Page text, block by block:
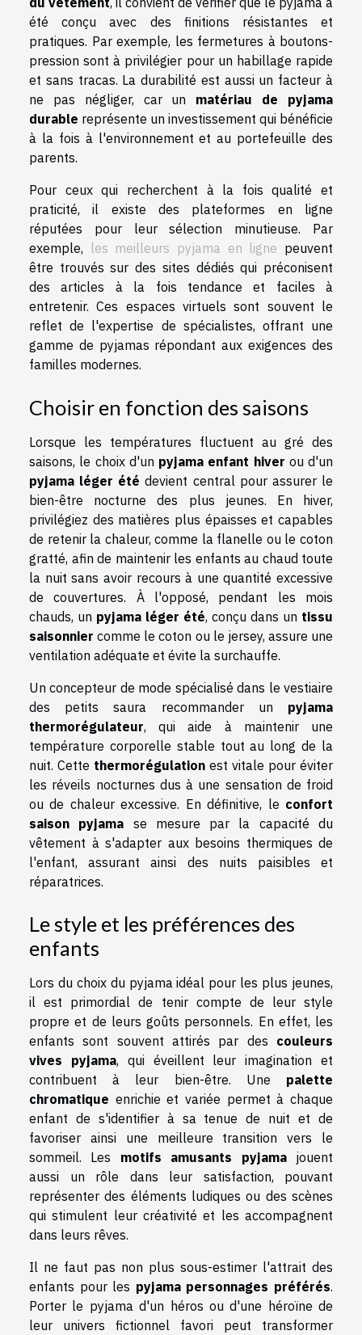
été conçu avec des finitions résistantes et
pratiques. Par exemple, les fermetures à boutons-
pression sont à privilégier pour un habillage rapide
et sans tracas. La durabilité est aussi un facteur à
ne pas négliger, car un matériau de pyjama
durable représente un investissement qui bénéficie
à la fois à l'environnement et au portefeuille des
parents.
Pour ceux qui recherchent à la fois qualité et
praticité, il existe des plateformes en ligne
réputées pour leur sélection minutieuse. Par
exemple,
les meilleurs pyjama en ligne peuvent
être trouvés sur des sites dédiés qui préconisent
des articles à la fois tendance et faciles à
entretenir. Ces espaces virtuels sont souvent le
reflet de l'expertise de spécialistes, offrant une
gamme de pyjamas répondant aux exigences des
familles modernes.
Choisir en fonction des saisons
Lorsque les températures fluctuent au gré des
saisons, le choix d'un pyjama enfant hiver ou d'un
pyjama léger été devient central pour assurer le
bien-être nocturne des plus jeunes. En hiver,
privilégiez des matières plus épaisses et capables
de retenir la chaleur, comme la flanelle ou le coton
gratté, afin de maintenir les enfants au chaud toute
la nuit sans avoir recours à une quantité excessive
de couvertures. À l'opposé, pendant les mois
chauds, un pyjama léger été, conçu dans un tissu
saisonnier comme le coton ou le jersey, assure une
ventilation adéquate et évite la surchauffe.
Un concepteur de mode spécialisé dans le vestiaire
des petits saura recommander un pyjama
thermorégulateur, qui aide à maintenir une
température corporelle stable tout au long de la
nuit. Cette thermorégulation est vitale pour éviter
les réveils nocturnes dus à une sensation de froid
ou de chaleur excessive. En définitive, le confort
saison pyjama se mesure par la capacité du
vêtement à s'adapter aux besoins thermiques de
l'enfant, assurant ainsi des nuits paisibles et
réparatrices.
Le style et les préférences des
enfants
Lors du choix du pyjama idéal pour les plus jeunes,
il est primordial de tenir compte de leur style
propre et de leurs goûts personnels. En effet, les
enfants sont souvent attirés par des couleurs
vives pyjama, qui éveillent leur imagination et
contribuent à leur bien-être. Une palette
chromatique enrichie et variée permet à chaque
enfant de s'identifier à sa tenue de nuit et de
favoriser ainsi une meilleure transition vers le
sommeil. Les motifs amusants pyjamajouent
aussi un rôle dans leur satisfaction, pouvant
représenter des éléments ludiques ou des scènes
qui stimulent leur créativité et les accompagnent
dans leurs rêves.
Il ne faut pas non plus sous-estimer l'attrait des
enfants pour les pyjama personnages préférés.
Porter le pyjama d'un héros ou d'une héroïne de
leur univers fictionnel favori peut transformer